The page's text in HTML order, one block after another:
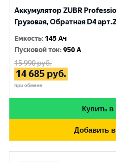
Аккумулятор ZUBR
Грузовая, Обратная D4
Емкость: 145 Ач
Пусковой ток:950 A
15 990руб.
14 685 руб.
при обмене
Купить в
Добавить